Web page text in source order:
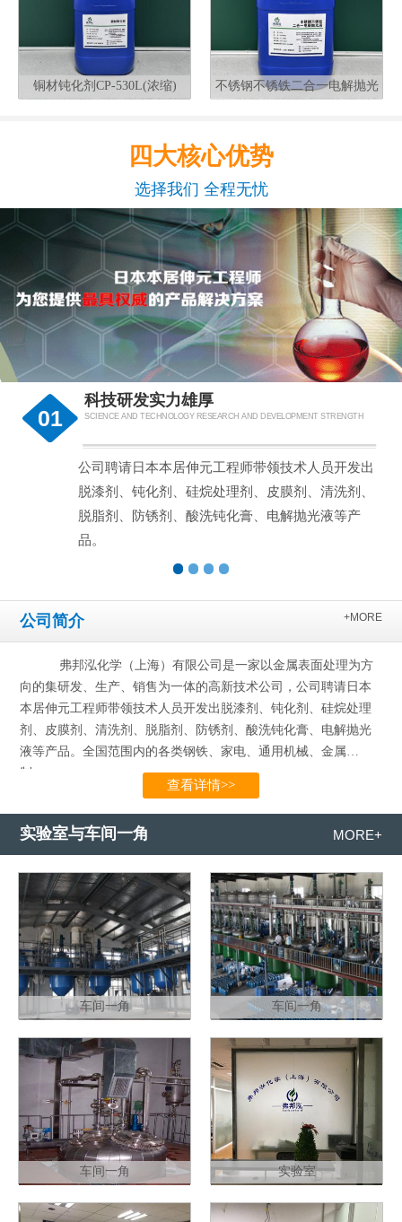
铜材钝化剂CP-530L(浓缩)
不锈钢不锈铁二合一电解抛光
四大核心优势
选择我们 全程无忧
01
科技研发实力雄厚
SCIENCE AND TECHNOLOGY RESEARCH AND DEVELOPMENT STRENGTH
公司聘请日本本居伸元工程师带领技术人员开发出
脱漆剂、钝化剂、硅烷处理剂、皮膜剂、清洗剂、
脱脂剂、防锈剂、酸洗钝化膏、电解抛光液等产
品。
公司简介 +MORE
弗邦泓化学（上海）有限公司是一家以金属表面处理为方
向的集研发、生产、销售为一体的高新技术公司，公司聘请日本
本居伸元工程师带领技术人员开发出脱漆剂、钝化剂、硅烷处理
剂、皮膜剂、清洗剂、脱脂剂、防锈剂、酸洗钝化膏、电解抛光
液等产品。全国范围内的各类钢铁、家电、通用机械、金属
制…...
查看详情>>
实验室与车间一角 MORE+
车间一角 车间一角
车间一角 实验室